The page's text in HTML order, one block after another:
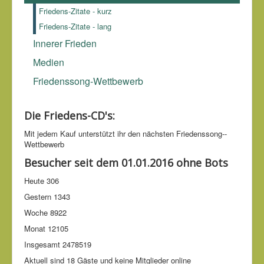
Friedens-Zitate - kurz
Friedens-Zitate - lang
Innerer Frieden
Medien
Friedenssong-Wettbewerb
Die Friedens-CD's:
Mit jedem Kauf unter­stützt ihr den nächsten Friedens­song-­
Wettbe­werb
Besucher seit dem 01.01.2016 ohne Bots
Heute 306
Gestern 1343
Woche 8922
Monat 12105
Insgesamt 2478519
Aktuell sind 18 Gäste und keine Mitglieder online